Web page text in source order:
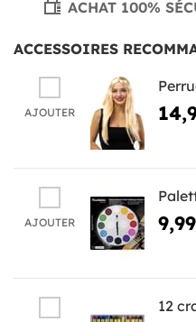
ACHAT 100%
ACCESSOIRES
AJOUTER
AJOUTER
12